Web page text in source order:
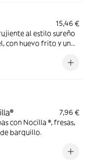
15,46 €
al estilo sureño
con huevo frito y un
7,96 €
con Nocilla ®, fresas,
barquillo.